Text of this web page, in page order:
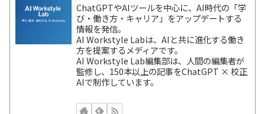
ChatGPTやAIツールを中心に、AI時代の「学
び・働き方・キャリア」をアップデートする
情報を発信。
AI Workstyle Labは、AIと共に進化する働き
方を提案するメディアです。
AI Workstyle Lab編集部は、人間の編集者が
監修し、150本以上の記事をChatGPT × 校正
AIで制作しています。